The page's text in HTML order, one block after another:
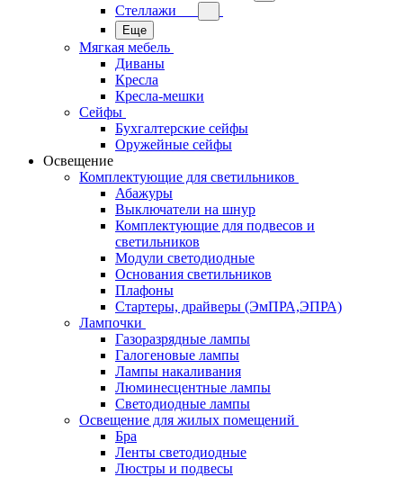
Стеллажи
Еще
Мягкая мебель
Диваны
Кресла
Кресла-мешки
Сейфы
Бухгалтерские сейфы
Оружейные сейфы
Освещение
Комплектующие для светильников
Абажуры
Выключатели на шнур
Комплектующие для подвесов и
светильников
Модули светодиодные
Основания светильников
Плафоны
Стартеры, драйверы (ЭмПРА,ЭПРА)
Лампочки
Газоразрядные лампы
Галогеновые лампы
Лампы накаливания
Люминесцентные лампы
Светодиодные лампы
Освещение для жилых помещений
Бра
Ленты светодиодные
Люстры и подвесы